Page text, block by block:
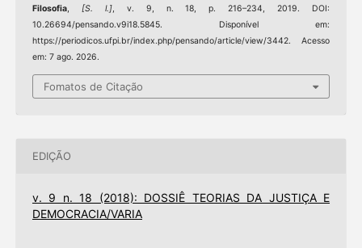
Filosofia, [S. l.], v. 9, n. 18, p. 216–234, 2019. DOI:
10.26694/pensando.v9i18.5845. Disponível em:
https://periodicos.ufpi.br/index.php/pensando/article/view/3442. Acesso
em: 7 ago. 2026.
Fomatos de Citação
EDIÇÃO
v. 9 n. 18 (2018): DOSSIÊ TEORIAS DA JUSTIÇA E
DEMOCRACIA/VARIA